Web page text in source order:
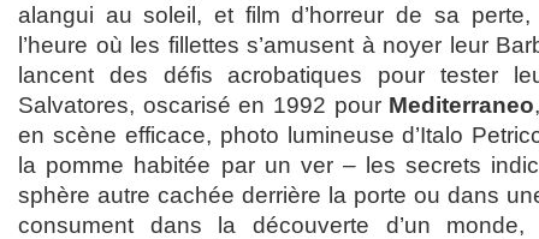
alangui au soleil, et film d’horreur de sa
l’heure où les fillettes s’amusent à noyer leur
lancent des défis acrobatiques pour tester
Salvatores, oscarisé en 1992 pour Mediterraneo
en scène efficace, photo lumineuse d’Italo
la pomme habitée par un ver – les secrets
sphère autre cachée derrière la porte ou dans
consument dans la découverte d’un